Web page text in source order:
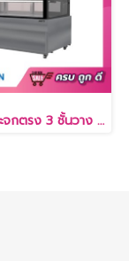
ตู้โชว์เค้กกระจกตรง 3 ชั้นวาง 15.9 คิว [SKS-0907Z]